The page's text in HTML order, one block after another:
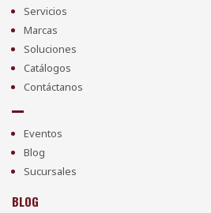
Servicios
Marcas
Soluciones
Catálogos
Contáctanos
Eventos
Blog
Sucursales
BLOG